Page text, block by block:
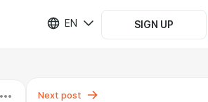
EN SIGN UP
Next post